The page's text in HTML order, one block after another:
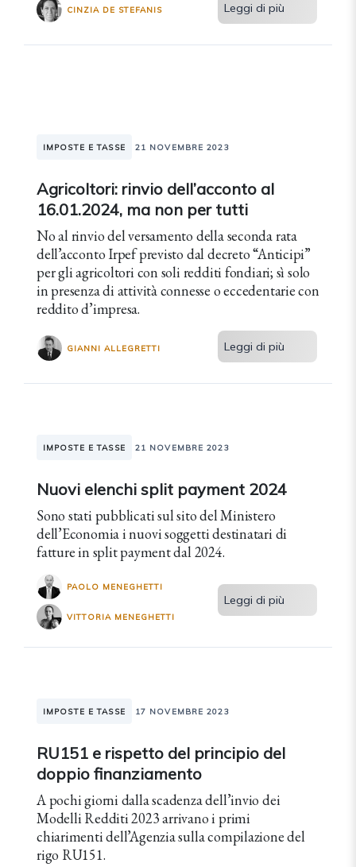
CINZIA DE STEFANIS Leggi di più
IMPOSTE E TASSE 21 NOVEMBRE 2023
Agricoltori: rinvio dell’acconto al
16.01.2024, ma non per tutti
No al rinvio del versamento della seconda rata
dell’acconto Irpef previsto dal decreto “Anticipi”
per gli agricoltori con soli redditi fondiari; sì solo
in presenza di attività connesse o eccedentarie con
reddito d’impresa.
GIANNI ALLEGRETTI Leggi di più
IMPOSTE E TASSE 21 NOVEMBRE 2023
Nuovi elenchi split payment 2024
Sono stati pubblicati sul sito del Ministero
dell’Economia i nuovi soggetti destinatari di
fatture in split payment dal 2024.
PAOLO MENEGHETTI
VITTORIA MENEGHETTI
Leggi di più
IMPOSTE E TASSE 17 NOVEMBRE 2023
RU151 e rispetto del principio del
doppio finanziamento
A pochi giorni dalla scadenza dell’invio dei
Modelli Redditi 2023 arrivano i primi
chiarimenti dell’Agenzia sulla compilazione del
rigo RU151.